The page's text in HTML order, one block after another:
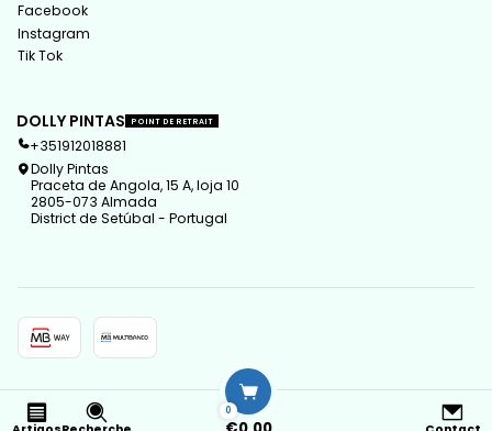
0
Facebook
Instagram
Tik Tok
DOLLY PINTAS POINT DE RETRAIT
+351912018881
Dolly Pintas
Praceta de Angola, 15 A, loja 10
2805-073 Almada
District de Setúbal - Portugal
Tous droits réservés.
Propulsé par Jumpseller